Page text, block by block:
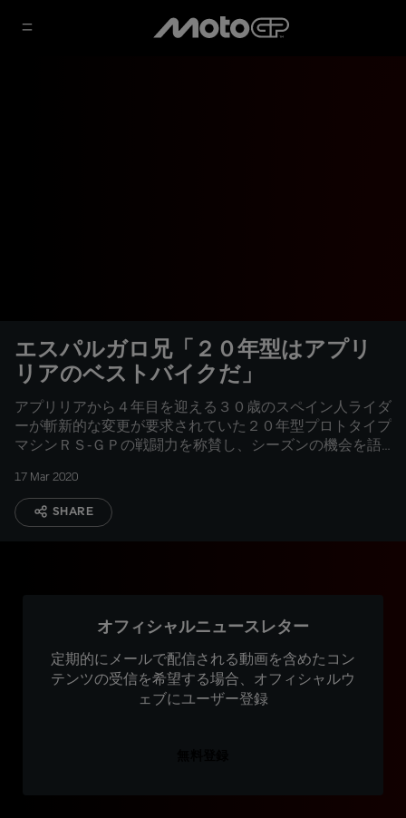
エスパルガロ兄「２０年型はアプリ
リアのベストバイクだ」
アプリリアから４年目を迎える３０歳のスペイン人ライダ
ーが斬新的な変更が要求されていた２０年型プロトタイプ
マシンＲＳ‐ＧＰの戦闘力を称賛し、シーズンの機会を語
17 Mar 2020
SHARE
オフィシャルニュースレター
定期的にメールで配信される動画を含めたコン
テンツの受信を希望する場合、オフィシャルウ
ェブにユーザー登録